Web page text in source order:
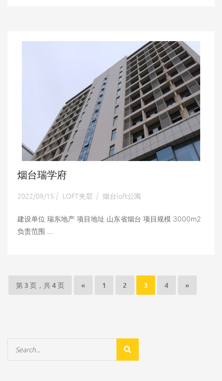
烟台瑞学府
2022/09/15 | LOFT夹层 | 烟台loft公寓
建设单位 瑞东地产 项目地址 山东省烟台 项目规模 3000m2
负责范围 ...
第 3 页，共 4 页 « 1 2 3 4 »